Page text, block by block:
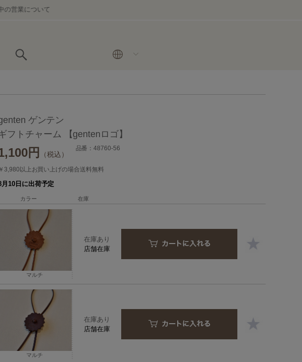
ゲンテン
フトチャーム 【gentenロゴ】
円 （税込）
品番：48760-56
￥3,980以上お買い上げの場合送料無料
月10日に出荷予定
カラー 在庫
マルチ
在庫あり
店舗在庫
マルチ
在庫あり
店舗在庫